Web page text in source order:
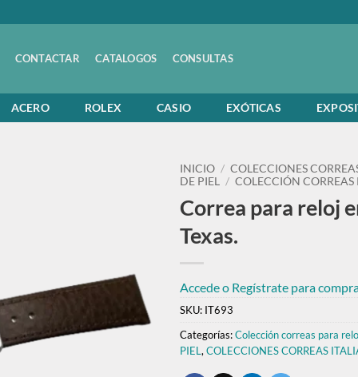
CONTACTAR CATALOGOS CONSULTAS
ACERO ROLEX CASIO EXÓTICAS
INICIO / COLECCIONES
DE PIEL
/ COLECCIÓN CORREAS
Correa para reloj
Texas.
Accede o Regístrate para
SKU: IT693
Categorías:Colección correas para
PIEL, COLECCIONES CORREAS